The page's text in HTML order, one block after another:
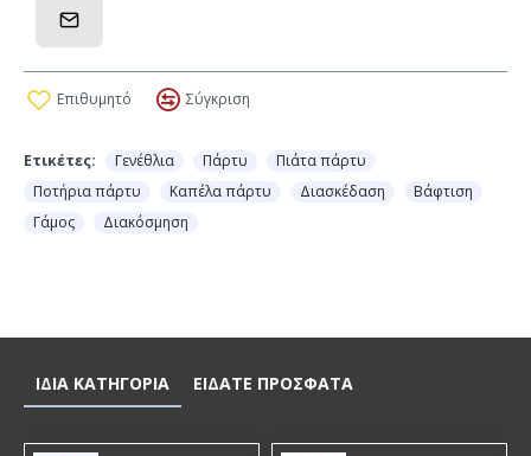
Επιθυμητό Σύγκριση
Ετικέτες: Γενέθλια Πάρτυ
Πιάτα πάρτυ
Ποτήρια πάρτυ
Καπέλα πάρτυ Διασκέδαση
Βάφτιση
Γάμος
Διακόσμηση
ΙΔΙΑ ΚΑΤΗΓΟΡΙΑ ΕΙΔΑΤΕ ΠΡΟΣΦΑΤΑ